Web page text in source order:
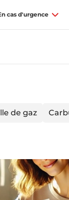
cas d'urgence
GPL | Primagaz
de gaz